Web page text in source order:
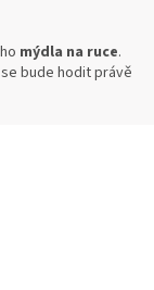
mýdla na ruce.
bude hodit právě